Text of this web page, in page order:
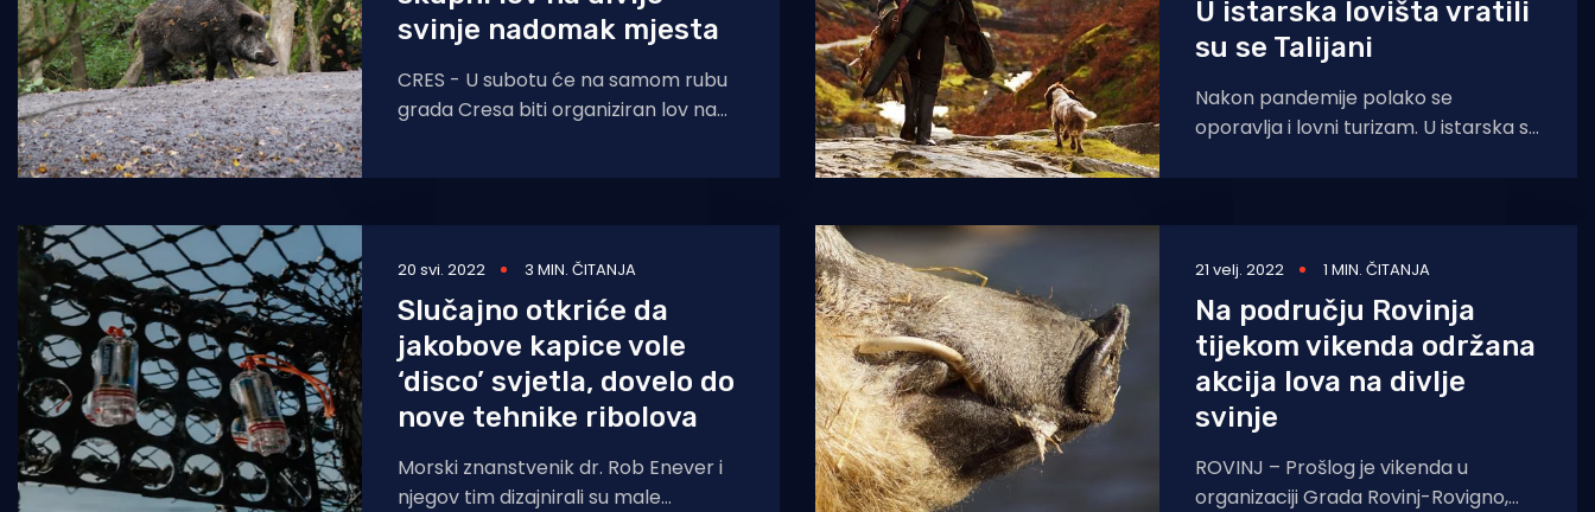
svinje nadomak mjesta
CRES - U subotu će na samom rubu
grada Cresa biti organiziran lov na
U istarska lovišta vratili
su se Talijani
Nakon pandemije polako se
oporavlja i lovni turizam. U istarska su
dolaze u lov
20 svi. 2022 3 MIN. ČITANJA
Slučajno otkriće da
jakobove kapice vole
‘disco’ svjetla, dovelo do
nove tehnike ribolova
Morski znanstvenik dr. Rob Enever i
njegov tim dizajnirali su male
21 velj. 2022 1 MIN. ČITANJA
Na području Rovinja
tijekom vikenda održana
akcija lova na divlje
svinje
ROVINJ – Prošlog je vikenda u
organizaciji Grada Rovinj-Rovigno,